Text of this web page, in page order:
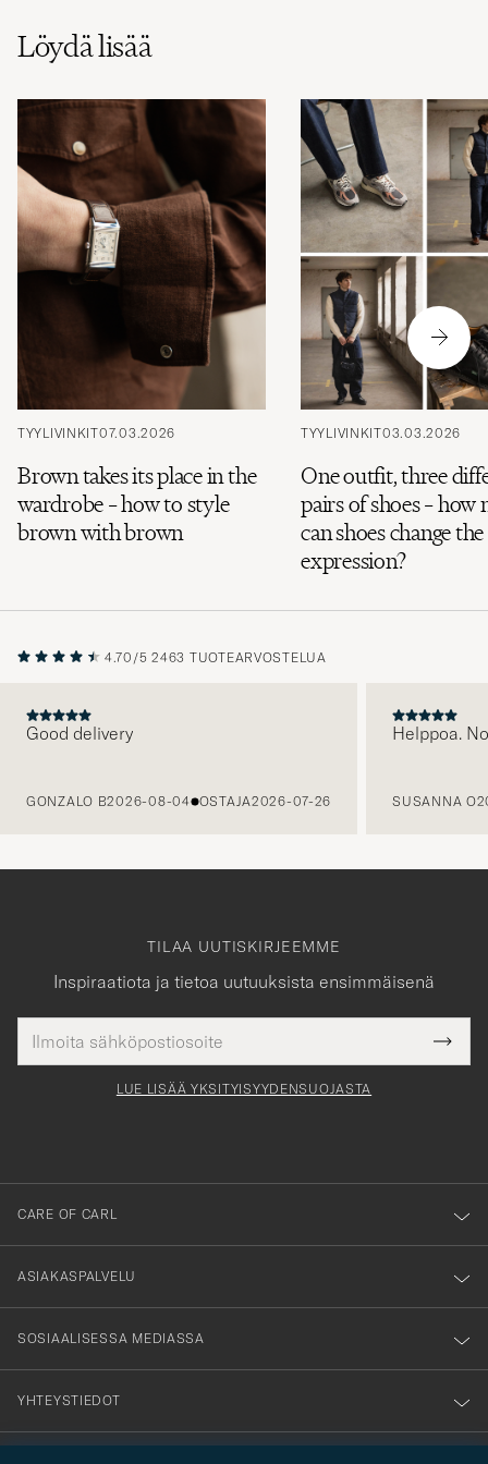
Löydä lisää
TYYLIVINKIT07.03.2026
Brown takes its place in the
wardrobe – how to style
brown with brown
TYYLIVINKIT03.03.2026
One outfit, three
pairs of shoes – how
can shoes change the
expression?
4.70/5 2463 TUOTEARVOSTELUA
Good delivery
GONZALO B2026-08-04 OSTAJA2026-07-26
Helppoa.
SUSANNA O
TILAA UUTISKIRJEEMME
Inspiraatiota ja tietoa uutuuksista ensimmäisenä
tieto
Tack
för
dig
till
vårt
nyhetsbrev!
LUE LISÄÄ YKSITYISYYDENSUOJASTA
CARE OF CARL
ASIAKASPALVELU
SOSIAALISESSA MEDIASSA
YHTEYSTIEDOT